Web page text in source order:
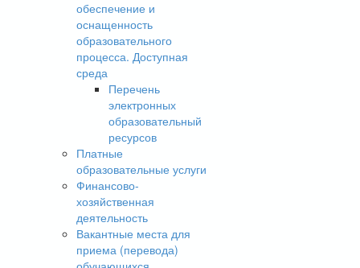
обеспечение и
оснащенность
образовательного
процесса. Доступная
среда
Перечень
электронных
образовательный
ресурсов
Платные
образовательные услуги
Финансово-
хозяйственная
деятельность
Вакантные места для
приема (перевода)